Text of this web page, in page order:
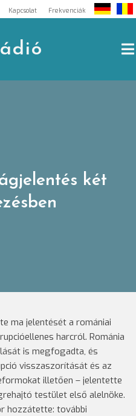
Kapcsolat Frekvenciák
két
ma jelentését a romániai
harcról. Románia
is megfogadta, és
visszaszorítását és az
illetően – jelentette
testület első alelnöke.
hozzátette: további